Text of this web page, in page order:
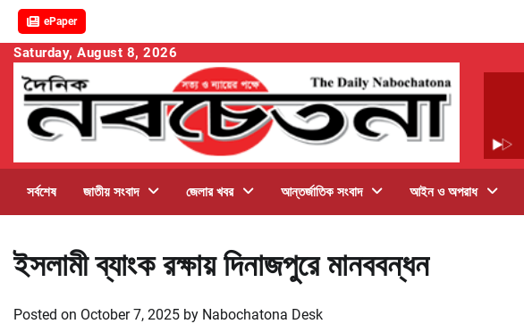
ePaper
Skip
content
Saturday, August 8, 2026
সর্বশেষ জাতীয় সংবাদ জেলার খবর আন্তর্জাতিক সংবাদ আইন ও অপরাধ
ইসলামী ব্যাংক রক্ষায় দিনাজপুরে মানববন্ধন
Posted on October 7, 2025 by Nabochatona Desk